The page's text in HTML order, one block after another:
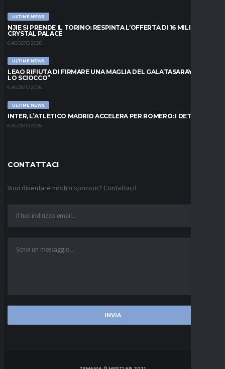
ULTIME NEWS
NJIE SI PRENDE IL TORINO: RESPINTA L’OFFERTA DI 16 MILIONI DAL
CRYSTAL PALACE
6 AGOSTO 2026
ULTIME NEWS
LEAO RIFIUTA DI FIRMARE UNA MAGLIA DEL GALATASARAY: “FAI
LO SCIOCCO”
6 AGOSTO 2026
ULTIME NEWS
INTER, L’ATLETICO MADRID ACCELERA PER ROMERO: I DETTAGLI
6 AGOSTO 2026
CONTATTACI
Vuoi diventare nostro sponsor? Contattaci!